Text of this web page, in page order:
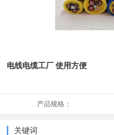
电线电缆工厂 使用方便
产品规格：
关键词